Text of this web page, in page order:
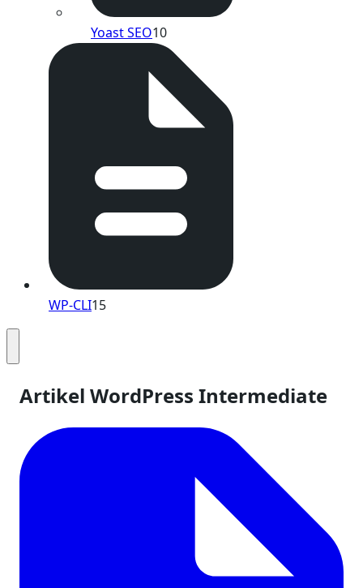
Yoast SEO10
WP-CLI15
Artikel WordPress Intermediate